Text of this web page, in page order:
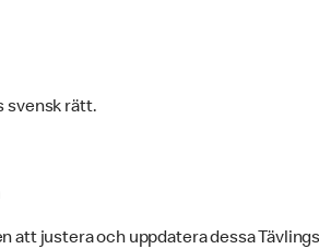
svensk rätt.
att justera och uppdatera dessa